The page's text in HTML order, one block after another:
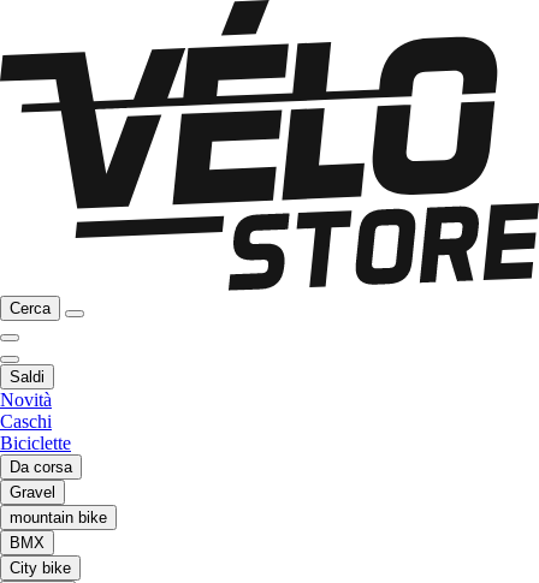
Cerca
Saldi
Novità
Caschi
Biciclette
Da corsa
Gravel
mountain bike
BMX
City bike